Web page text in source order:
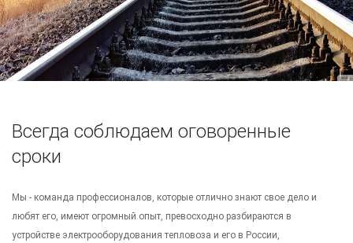
Всегда соблюдаем оговоренные
сроки
Мы - команда профессионалов, которые отлично знают свое дело и
любят его, имеют огромный опыт, превосходно разбираются в
устройстве электрооборудования тепловоза и его в России,